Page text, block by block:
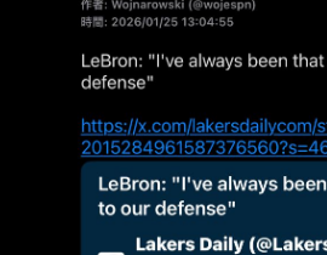
not have the ball in his
@getnickwright thinks